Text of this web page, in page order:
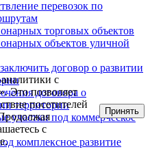
перевозок по
торговых объектов
объектов уличной
договор о развитии
договора о
территории
участки под коммерческое
комплексное развитие
с
Это позволяет
посетителей
с
Принять